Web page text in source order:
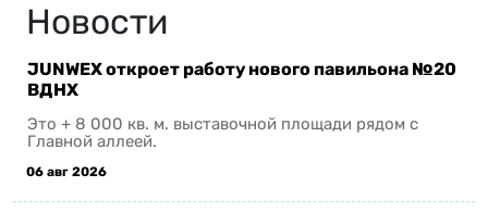
Новости
JUNWEX откроет работу нового павильона №20
ВДНХ
Это + 8 000 кв. м. выставочной площади рядом с
Главной аллеей.
06 авг 2026